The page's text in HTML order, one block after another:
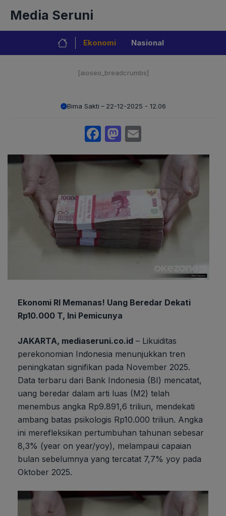
isi
Media Seruni
Ekonomi Nasional
[aioseo_breadcrumbs]
Bima Sakti 22-12-2025 - 12.06
Facebook
Mastodon
Ekonomi RI Memanas! Uang Beredar Dekati
Rp10.000 T, Ini Pemicunya
JAKARTA, mediaseruni.co.id – Likuiditas
perekonomian Indonesia menunjukkan tren
peningkatan signifikan pada November 2025.
Data terbaru dari Bank Indonesia (BI) mencatat,
uang beredar dalam arti luas (M2) telah
menembus angka Rp9.891,6 triliun, mendekati
ambang batas psikologis Rp10.000 triliun. Angka
ini merefleksikan pertumbuhan tahunan sebesar
8,3% (year on year/yoy), melampaui capaian
bulan sebelumnya yang tercatat 7,7% yoy pada
Oktober 2025.